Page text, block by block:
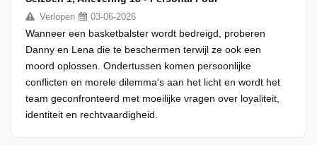
Verlopen 03-06-2026
Wanneer een basketbalster wordt bedreigd, proberen
Danny en Lena die te beschermen terwijl ze ook een
moord oplossen. Ondertussen komen persoonlijke
conflicten en morele dilemma's aan het licht en wordt het
team geconfronteerd met moeilijke vragen over loyaliteit,
identiteit en rechtvaardigheid.